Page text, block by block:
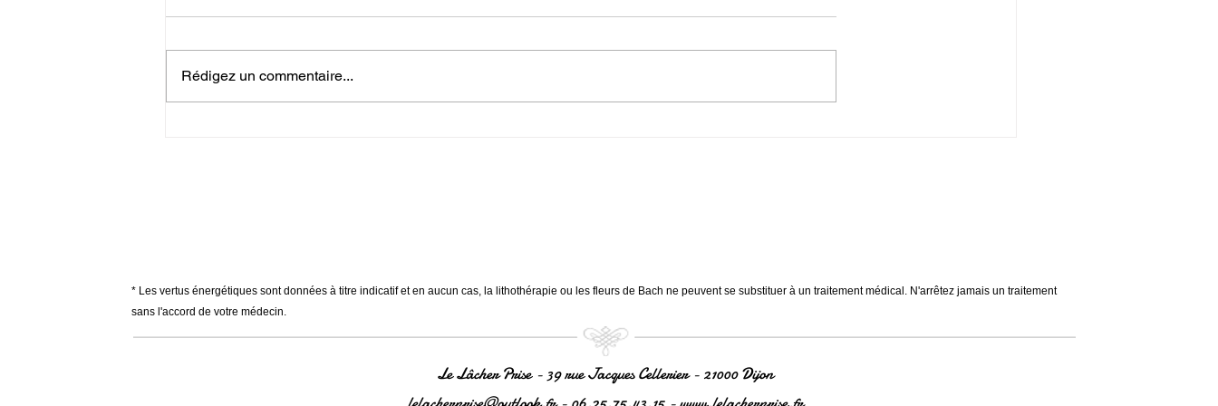
Tanzanite Elévation de l'âme
Créativité. Pertes de mémoire. Se
battre...
Chrysoprase Jalousie & Colère
l'injustice....
Serpentine Migraines & Voyage
des...
Rédigez un commentaire...
* Les vertus énergétiques sont données à titre indicatif et en aucun cas, la lithothérapie ou les fleurs de Bach ne peuvent se substituer à un traitement médical. N'arrêtez jamais un traitement
sans l'accord de votre médecin.
Le Lâcher Prise - 39 rue Jacques Cellerier - 21000 Dijon